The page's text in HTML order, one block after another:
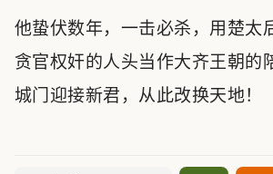
他蛰伏数年，一击必杀，用楚太
贪官权奸的人头当作大齐王朝的
城门迎接新君，从此改换天地！